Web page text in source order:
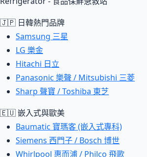
🇯🇵 日韓熱門品牌
Samsung 三星
LG 樂金
Hitachi 日立
Panasonic 樂聲 / Mitsubishi 三菱
Sharp 聲寶 / Toshiba 東芝
🇪🇺 嵌入式與歐美
Baumatic 寶瑪客 (嵌入式專科)
Siemens 西門子 / Bosch 博世
Whirlpool 惠而浦 / Philco 飛歌